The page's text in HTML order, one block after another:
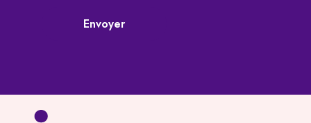
Envoyer